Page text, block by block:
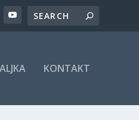
KONTAKT